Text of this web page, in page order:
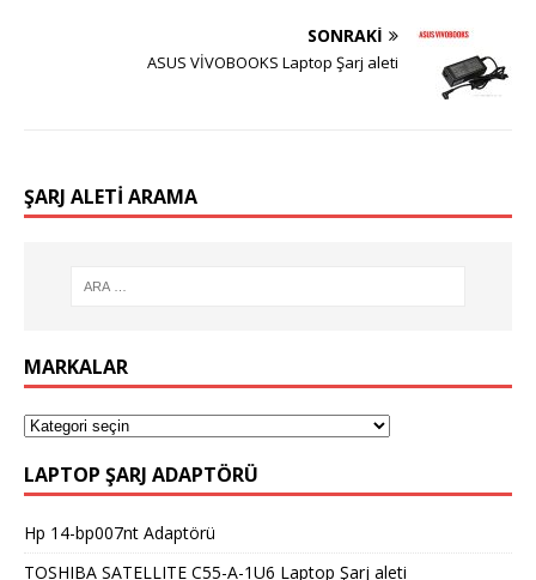
SONRAKI
ASUS VİVOBOOKS Laptop Şarj aleti
ŞARJ ALETI ARAMA
MARKALAR
LAPTOP ŞARJ ADAPTÖRÜ
Hp 14-bp007nt Adaptörü
TOSHIBA SATELLITE C55-A-1U6 Laptop Şarj aleti